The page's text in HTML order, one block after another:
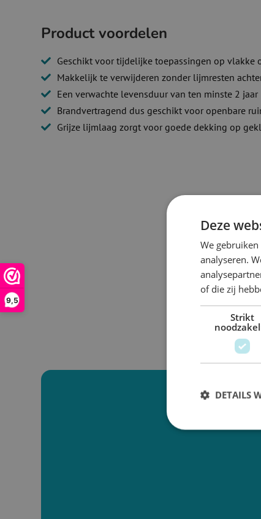
9,5
Product voordelen
Geschikt voor tijdelijke toepassingen op vlakke
Makkelijk te verwijderen zonder lijmresten
Een verwachte levensduur van ten minste 2 jaar
Brandvertragend dus geschikt voor openbare
Grijze lijmlaag zorgt voor goede dekking op
Deze
We
analyseren.
of die zij
Strikt
DETAILS